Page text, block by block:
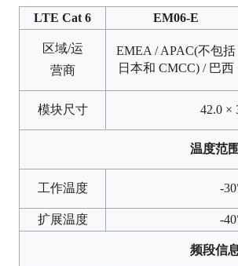
LTE Cat 6 EM06-E
区域/运
营商
EMEA / APAC(不包括
日本和 CMCC) / 巴西
模块尺寸 42.0 ×
温度范围
工作温度 -
扩展温度 -
频段信